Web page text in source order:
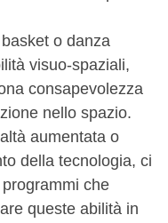
o danza
visuo-spaziali,
consapevolezza
nello spazio.
aumentata o
della tecnologia, ci
che
queste abilità in